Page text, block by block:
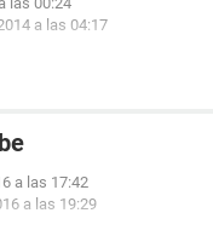
a las 04:17
a las 17:42
a las 19:29